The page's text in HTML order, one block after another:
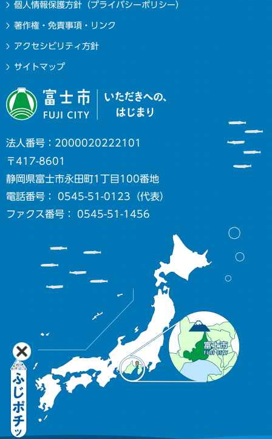
個人情報保護方針（プライバシーポリシー）
著作権・免責事項・リンク
アクセシビリティ方針
サイトマップ
法人番号：2000020222101
〒417-8601
静岡県富士市永田町1丁目100番地
電話番号： 0545-51-0123（代表）
ファクス番号： 0545-51-1456